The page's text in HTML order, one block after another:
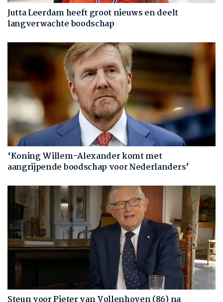
Jutta Leerdam heeft groot nieuws en deelt
langverwachte boodschap
‘Koning Willem-Alexander komt met
aangrijpende boodschap voor Nederlanders’